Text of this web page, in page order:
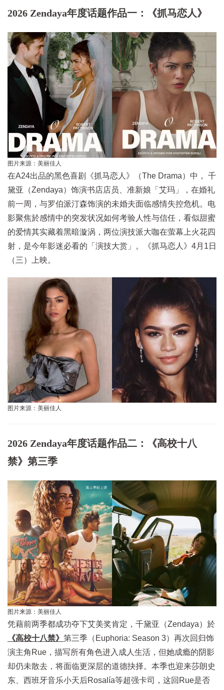
2026 Zendaya年度话题作品一：《抓马恋人》
图片来源：美丽佳人
在A24出品的黑色喜剧《抓马恋人》（The Drama）中， 千
黛亚（Zendaya）饰演书店店员、准新娘「艾玛」，在婚礼
前一周，与罗伯派汀森饰演的未婚夫面临感情失控危机。电
影聚焦於感情中的突发状况如何考验人性与信任，看似甜蜜
的爱情其实藏着黑暗漩涡，两位演技派大咖在萤幕上火花四
射，是今年影迷必看的「演技大赏」。《抓马恋人》4月1日
（三）上映。
图片来源：美丽佳人
2026 Zendaya年度话题作品二：《高校十八
禁》第三季
图片来源：美丽佳人
凭藉前两季都成功夺下艾美奖肯定，千黛亚（Zendaya）於
《高校十八禁》 第三季（Euphoria: Season 3）再次回归饰
演主角Rue，描写所有角色进入成人生活，但她成瘾的阴影
却仍未散去，将面临更深层的道德抉择。本季也迎来莎朗史
东、西班牙音乐小天后Rosalía等超强卡司，这回Rue是否